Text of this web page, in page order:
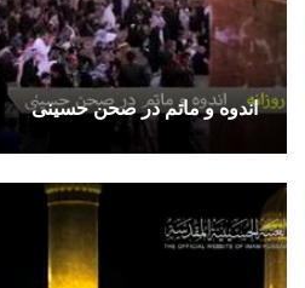
اندوه و ماتم در صحن حسینی